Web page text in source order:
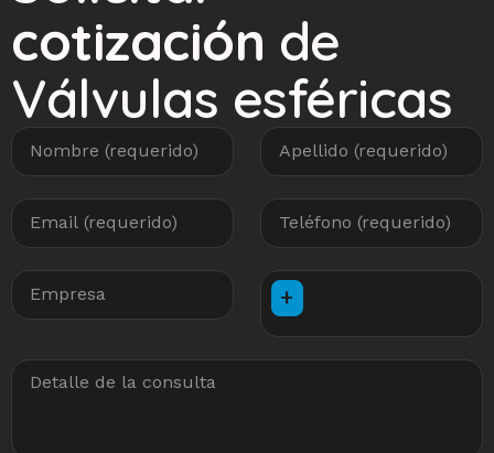
cotización de
Válvulas esféricas